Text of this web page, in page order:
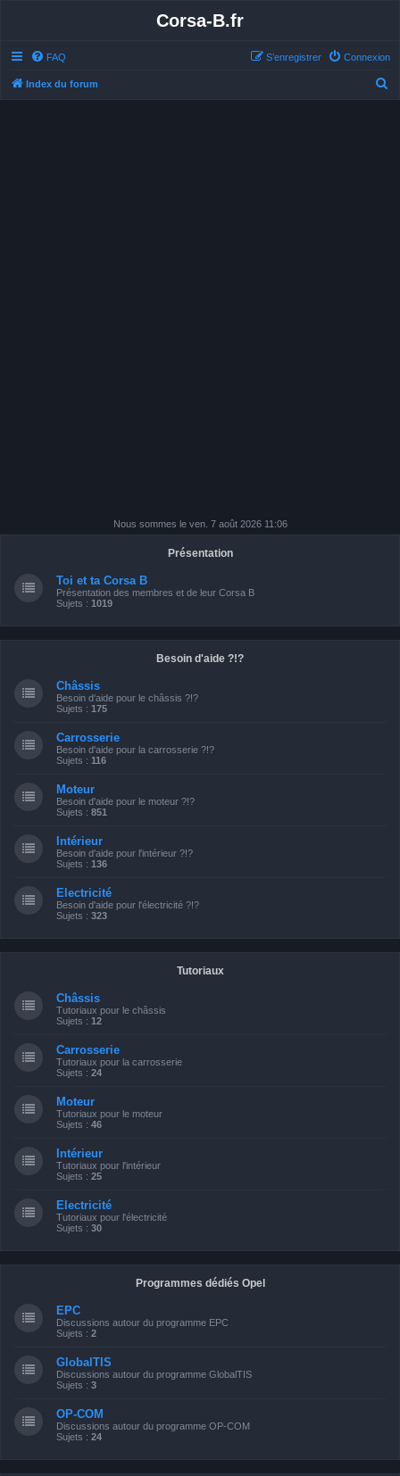
Corsa-B.fr
FAQ Connexion
S’enregistrer
Index du forum
Nous sommes le ven. 7 août 2026 11:06
Présentation
Toi et ta Corsa B
Présentation des membres et de leur Corsa B
Sujets : 1019
Besoin d'aide ?!?
Châssis
Besoin d'aide pour le châssis ?!?
Sujets : 175
Carrosserie
Besoin d'aide pour la carrosserie ?!?
Sujets : 116
Moteur
Besoin d'aide pour le moteur ?!?
Sujets : 851
Intérieur
Besoin d'aide pour l'intérieur ?!?
Sujets : 136
Electricité
Besoin d'aide pour l'électricité ?!?
Sujets : 323
Tutoriaux
Châssis
Tutoriaux pour le châssis
Sujets : 12
Carrosserie
Tutoriaux pour la carrosserie
Sujets : 24
Moteur
Tutoriaux pour le moteur
Sujets : 46
Intérieur
Tutoriaux pour l'intérieur
Sujets : 25
Electricité
Tutoriaux pour l'électricité
Sujets : 30
Programmes dédiés Opel
EPC
Discussions autour du programme EPC
Sujets : 2
GlobalTIS
Discussions autour du programme GlobalTIS
Sujets : 3
OP-COM
Discussions autour du programme OP-COM
Sujets : 24